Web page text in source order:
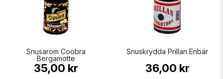
Snusarom Coobra
Bergamotte
35,00 kr
Snuskrydda Prillan Enbär
36,00 kr